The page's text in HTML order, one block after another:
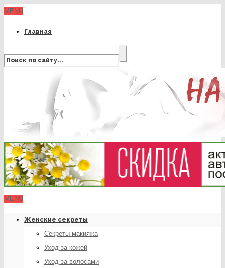
MENU
Главная
MENU
Женские секреты
Секреты макияжа
Уход за кожей
Уход за волосами